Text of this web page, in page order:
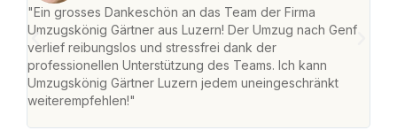
"Ein grosses Dankeschön an das Team der Firma
Umzugskönig Gärtner aus Luzern! Der Umzug nach Genf
verlief reibungslos und stressfrei dank der
professionellen Unterstützung des Teams. Ich kann
Umzugskönig Gärtner Luzern jedem uneingeschränkt
weiterempfehlen!"